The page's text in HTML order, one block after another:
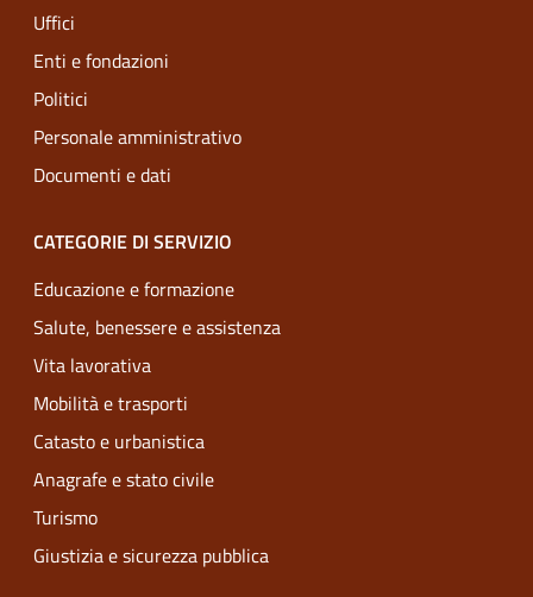
Uffici
Enti e fondazioni
Politici
Personale amministrativo
Documenti e dati
CATEGORIE DI SERVIZIO
Educazione e formazione
Salute, benessere e assistenza
Vita lavorativa
Mobilità e trasporti
Catasto e urbanistica
Anagrafe e stato civile
Turismo
Giustizia e sicurezza pubblica